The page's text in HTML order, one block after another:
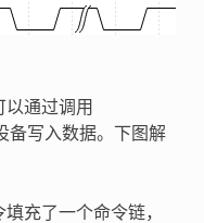
以通过调用
备写入数据。下图解
充了一个命令链，